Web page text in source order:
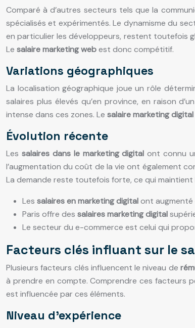
Comparé à d’autres secteurs tels que la
spécialisés et expérimentés. Le dynamisme du
en particulier les développeurs, restent toutefois
Le salaire marketing webest donc compétitif.
Variations géographiques
La localisation géographique joue un rôle
salaires plus élevés qu’en province, en raison
intense dans ces zones. Le salaire marketing
Évolution récente
Les salaires dans le marketing digitalont connu
l’augmentation du coût de la vie ont également
La demande reste toutefois forte, ce qui maintient
Les salaires en marketing digitalont augmenté
Paris offre des salaires marketing digital
Le secteur du e-commerce est celui qui
Facteurs clés influant sur le
Plusieurs facteurs clés influencent le niveau de
à prendre en compte. Comprendre ces facteurs
est influencée par ces éléments.
Niveau d’expérience